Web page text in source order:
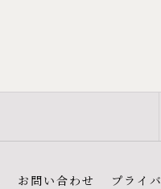
お問い合わせ プライ